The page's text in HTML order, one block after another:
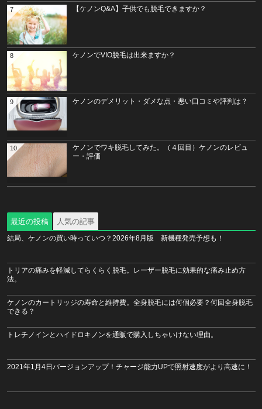
【ケノンQ&A】子供でも脱毛できますか？
7
ケノンでVIO脱毛は出来ますか？
8
ケノンのデメリット・ダメな点・悪い口コミや評判は？
9
ケノンでワキ脱毛してみた。（４回目）ケノンのレビュ
ー・評価
10
最近の投稿 人気の記事
結局、ケノンの買い時っていつ？2026年8月版 新機種発売予想も！
トリアの痛みを軽減してらくらく脱毛。レーザー脱毛に効果的な痛み止め方
法。
ケノンのカートリッジの寿命と維持費。全身脱毛には何個必要？何回全身脱毛
できる？
トレチノインとハイドロキノンを通販で購入しちゃいけない理由。
2021年1月4日バージョンアップ！チャージ能力UPで照射速度がより高速に！